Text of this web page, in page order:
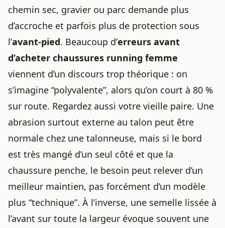
chemin sec, gravier ou parc demande plus
d’accroche et parfois plus de protection sous
l’avant-pied. Beaucoup d’erreurs avant
d’acheter chaussures running femme
viennent d’un discours trop théorique : on
s’imagine “polyvalente”, alors qu’on court à 80 %
sur route. Regardez aussi votre vieille paire. Une
abrasion surtout externe au talon peut être
normale chez une talonneuse, mais si le bord
est très mangé d’un seul côté et que la
chaussure penche, le besoin peut relever d’un
meilleur maintien, pas forcément d’un modèle
plus “technique”. À l’inverse, une semelle lissée à
l’avant sur toute la largeur évoque souvent une